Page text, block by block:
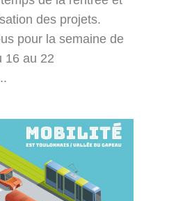
des projets.
pour la semaine de
16 au 22